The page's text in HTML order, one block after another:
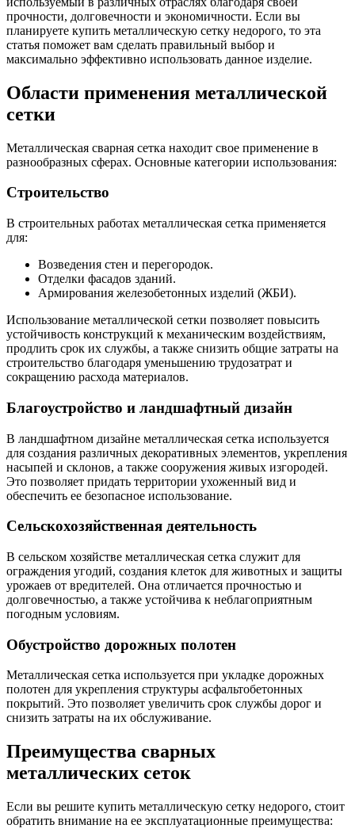
электросварные
AISI
Трубы
нержавеющие
нержавеющие
Уголок
алюминиевый
Фольга
алюминиевая
Чушка
Швеллер
Шестигранник
латунный
латунный
латунная
латунный
латунная
Шина
медная
Круг
Лента
Лист
медный
Труба
медная
Круг
(пруток)
cвинец,
цинк,
нихром
Заглушки
стальные
стальные
Крепеж
стальные
чугунные
товары
Фитинги
Фитинги
резьбовые
латунные
стальные
резьбовые
чугунные
Хомуты
стальные
стальные
прочности, долговечности и экономичности. Если вы
планируете купить металлическую сетку недорого, то эта
статья поможет вам сделать правильный выбор и
максимально эффективно использовать данное изделие.
Области применения металлической
сетки
Металлическая сварная сетка находит свое применение в
разнообразных сферах. Основные категории использования:
Строительство
В строительных работах металлическая сетка применяется
для:
Возведения стен и перегородок.
Отделки фасадов зданий.
Армирования железобетонных изделий (ЖБИ).
Использование металлической сетки позволяет повысить
устойчивость конструкций к механическим воздействиям,
продлить срок их службы, а также снизить общие затраты на
строительство благодаря уменьшению трудозатрат и
сокращению расхода материалов.
Благоустройство и ландшафтный дизайн
В ландшафтном дизайне металлическая сетка используется
для создания различных декоративных элементов, укрепления
насыпей и склонов, а также сооружения живых изгородей.
Это позволяет придать территории ухоженный вид и
обеспечить ее безопасное использование.
Сельскохозяйственная деятельность
В сельском хозяйстве металлическая сетка служит для
ограждения угодий, создания клеток для животных и защиты
урожаев от вредителей. Она отличается прочностью и
долговечностью, а также устойчива к неблагоприятным
погодным условиям.
Обустройство дорожных полотен
Металлическая сетка используется при укладке дорожных
полотен для укрепления структуры асфальтобетонных
покрытий. Это позволяет увеличить срок службы дорог и
снизить затраты на их обслуживание.
Преимущества сварных
металлических сеток
Если вы решите купить металлическую сетку недорого, стоит
обратить внимание на ее эксплуатационные преимущества: